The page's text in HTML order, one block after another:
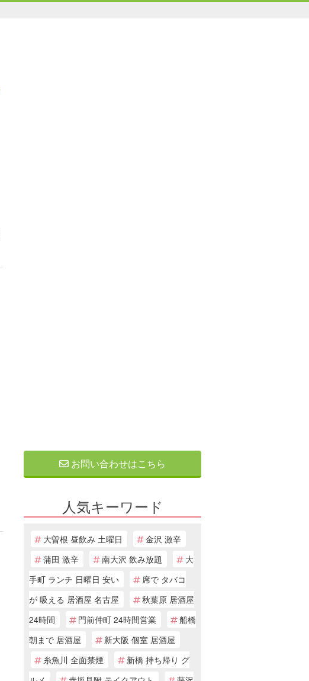
お問い合わせはこちら
人気キーワード
大曽根 昼飲み 土曜日
金沢 激辛
蒲田 激辛
南大沢 飲み放題
大
手町 ランチ 日曜日 安い
席で タバコ
が 吸える 居酒屋 名古屋
秋葉原 居酒屋
24時間
門前仲町 24時間営業
船橋
朝まで 居酒屋
新大阪 個室 居酒屋
糸魚川 全面禁煙
新橋 持ち帰り グ